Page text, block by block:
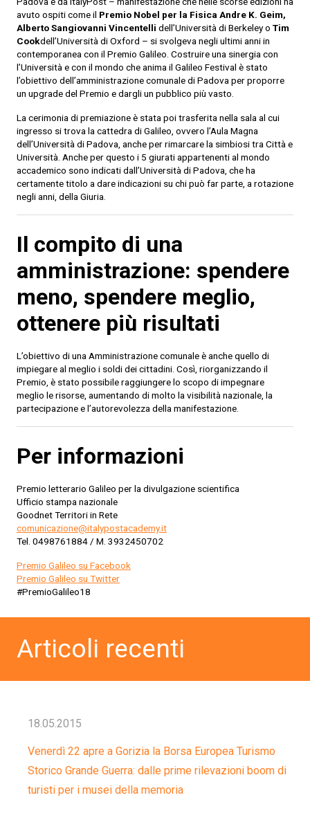
avuto ospiti come il Premio Nobel per la Fisica Andre K. Geim,
Alberto Sangiovanni Vincentelli dell’Università di Berkeley o Tim
Cookdell’Università di Oxford – si svolgeva negli ultimi anni in
contemporanea con il Premio Galileo. Costruire una sinergia con
l’Università e con il mondo che anima il Galileo Festival è stato
l’obiettivo dell’amministrazione comunale di Padova per proporre
un upgrade del Premio e dargli un pubblico più vasto.
La cerimonia di premiazione è stata poi trasferita nella sala al cui
ingresso si trova la cattedra di Galileo, ovvero l’Aula Magna
dell’Università di Padova, anche per rimarcare la simbiosi tra Città e
Università. Anche per questo i 5 giurati appartenenti al mondo
accademico sono indicati dall’Università di Padova, che ha
certamente titolo a dare indicazioni su chi può far parte, a rotazione
negli anni, della Giuria.
Il compito di una
amministrazione: spendere
meno, spendere meglio,
ottenere più risultati
L’obiettivo di una Amministrazione comunale è anche quello di
impiegare al meglio i soldi dei cittadini. Così, riorganizzando il
Premio, è stato possibile raggiungere lo scopo di impegnare
meglio le risorse, aumentando di molto la visibilità nazionale, la
partecipazione e l’autorevolezza della manifestazione.
Per informazioni
Premio letterario Galileo per la divulgazione scientifica
Ufficio stampa nazionale
Goodnet Territori in Rete
comunicazione@italypostacademy.it
Tel. 0498761884 / M. 3932450702
Premio Galileo su Facebook
Premio Galileo su Twitter
#PremioGalileo18
Articoli recenti
18.05.2015
Venerdì 22 apre a Gorizia la Borsa Europea Turismo
Storico Grande Guerra: dalle prime rilevazioni boom di
turisti per i musei della memoria